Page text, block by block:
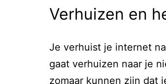
Verhuizen en
Je verhuist je internet
gaat verhuizen naar je
zomaar kunnen zijn dat